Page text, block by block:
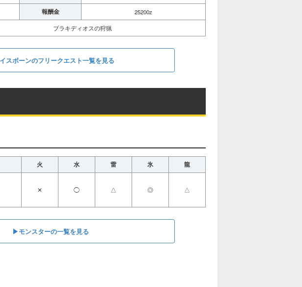
報酬金 25200z
ブラキディオスの狩猟
スボーンのフリークエスト一覧を見る
火 水 雷 氷 龍
✕ ◯ △ ◎ △
▶︎モンスターの一覧を見る